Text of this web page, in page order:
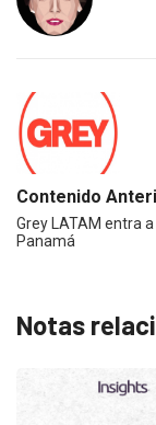
Contenido
Grey LATAM entra a
Panamá
Notas